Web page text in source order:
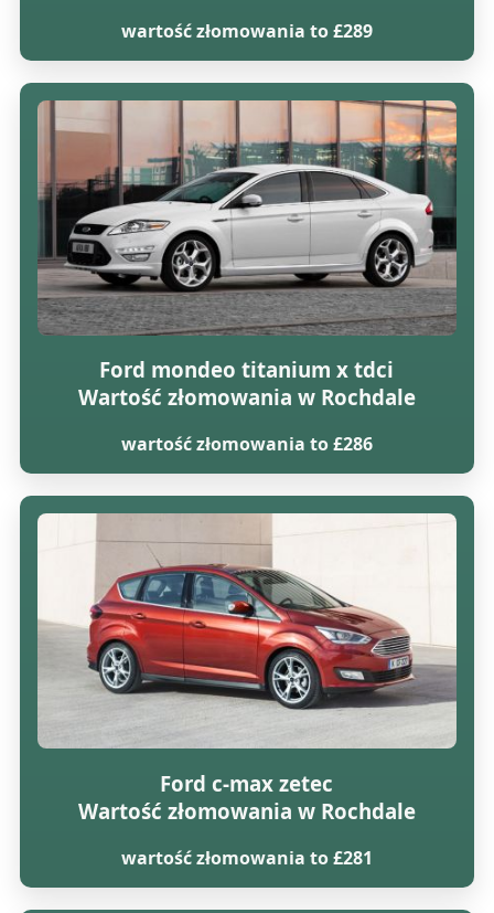
wartość złomowania to £289
Ford mondeo titanium x tdci
Wartość złomowania w Rochdale
wartość złomowania to £286
Ford c-max zetec
Wartość złomowania w Rochdale
wartość złomowania to £281